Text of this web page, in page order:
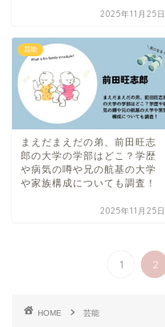
2025年11月25日
芸能
まえだまえだの弟、前田旺志
郎の大学の学部はどこ？学歴
や病気の噂や兄の航基の大学
や家族構成についても調査！
2025年11月25日
1 2
HOME 芸能